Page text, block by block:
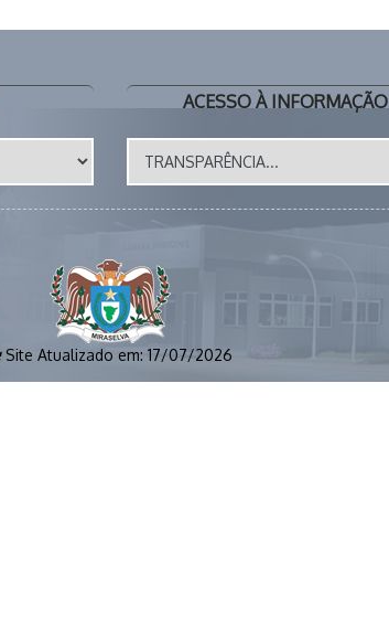
ACESSO À INFORMAÇÃO
Site Atualizado em: 17/07/2026